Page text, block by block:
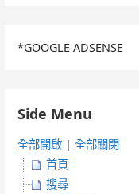
*GOOGLE ADSENSE
Side Menu
全部開啟 |全部關閉
首頁
搜尋